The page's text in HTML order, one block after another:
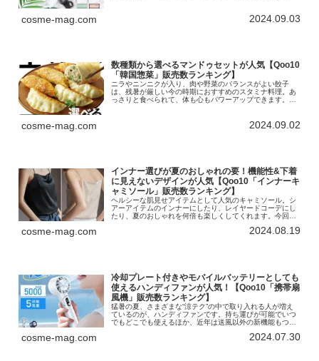
cosme-mag.com 2024.09.03
数種類から選べるマンドゥセットが人気【Qoo10
「韓国惣菜」販売数ランキング】
ニラやニンニクが入り、肉や野菜のバランスがよい餃子
は、残暑が厳しい今の時期におすすめのスタミナ料理。あ
っさりと食べられて、体も心もパワーアップできます。今
cosme-mag.com 2024.09.02
インナー選びが夏のおしゃれの要！機能性&下着
に見えないデザインが人気【Qoo10「インナーキ
ャミソール」販売数ランキング】
ヘルシーな肌見せアイテムとして人気のキャミソール。シ
アーアイテムのインナーにしたり、レイヤードコーデにし
たり、夏のおしゃれを何倍も楽しくしてくれます。今回
cosme-mag.com 2024.08.19
冷却プレート付きやモバイルバッテリーとしても
使えるハンディファンが人気！【Qoo10「携帯扇
風機」販売数ランキング】
猛暑の夏、さまざまな“涼テク”の中で取り入れる人が増え
ているのが、ハンディファンです。持ち運びが可能でいつ
でもどこでも使えるほか、近年は送風以外の新機能もつい
cosme-mag.com 2024.07.30